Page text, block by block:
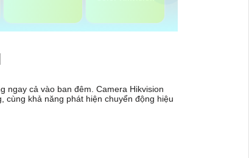
ngay cả vào ban đêm. Camera Hikvision
khả năng phát hiện chuyển động hiệu